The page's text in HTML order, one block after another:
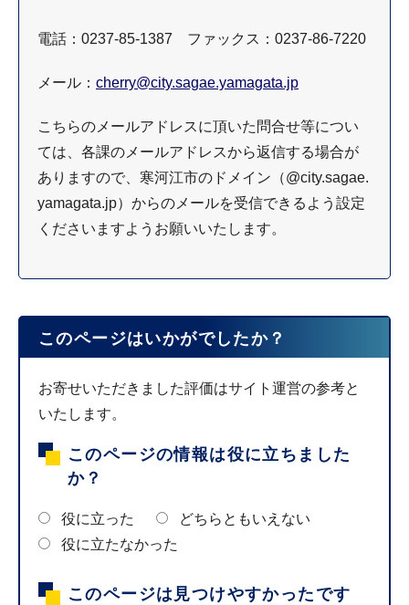
電話：0237-85-1387 ファックス：0237-86-7220
メール： cherry@city.sagae.yamagata.jp
こちらのメールアドレスに頂いた問合せ等につい
ては、各課のメールアドレスから返信する場合が
ありますので、寒河江市のドメイン（@city.sagae.
yamagata.jp）からのメールを受信できるよう設定
くださいますようお願いいたします。
このページはいかがでしたか？
お寄せいただきました評価はサイト運営の参考と
いたします。
このページの情報は役に立ちました
か？
役に立った
どちらともいえない
役に立たなかった
このページは見つけやすかったです